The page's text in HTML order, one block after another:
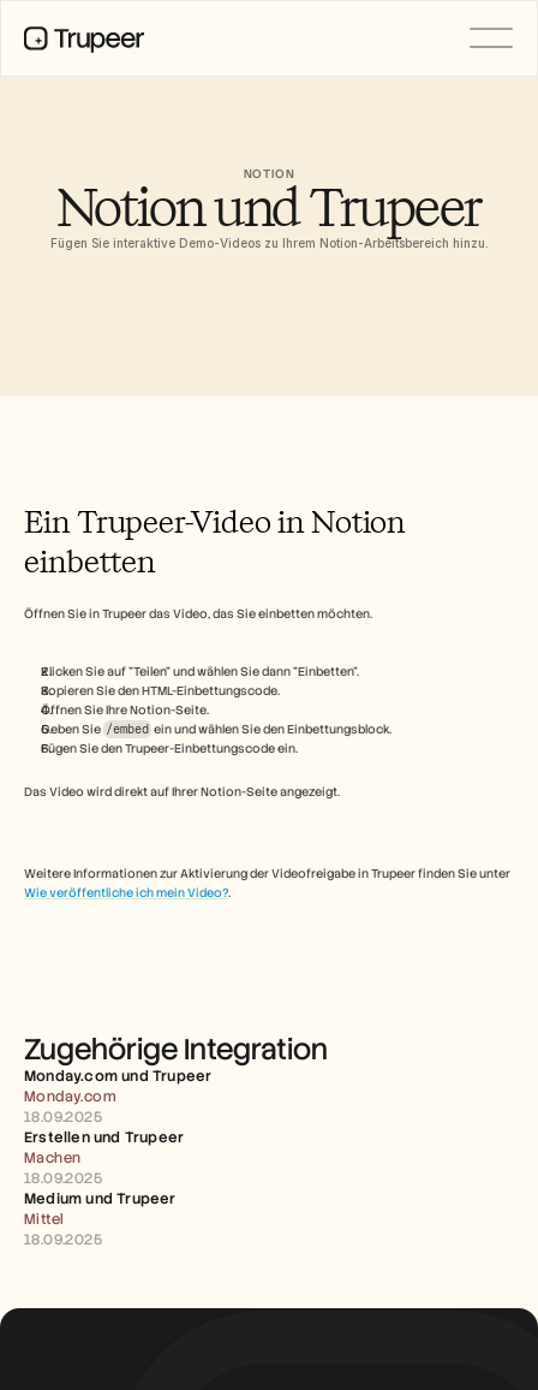
NOTION
Notion und Trupeer
Fügen Sie interaktive Demo-Videos zu Ihrem Notion-Arbeitsbereich hinzu.
Ein Trupeer-Video in Notion
einbetten
Öffnen Sie in Trupeer das Video, das Sie einbetten möchten.
Klicken Sie auf "Teilen" und wählen Sie dann "Einbetten".
Kopieren Sie den HTML-Einbettungscode.
Öffnen Sie Ihre Notion-Seite.
Geben Sie /embed ein und wählen Sie den Einbettungsblock.
Fügen Sie den Trupeer-Einbettungscode ein.
Das Video wird direkt auf Ihrer Notion-Seite angezeigt.
Wie veröffentliche ich mein Video?.
Zugehörige Integration
Monday.com und Trupeer
Monday.com
18.09.2025
Erstellen und Trupeer
Machen
18.09.2025
Medium und Trupeer
Mittel
18.09.2025
Kundengeschichten
Karriere
Übersetzung
Wissensdatenbank
KI-Avatare
Industry
FAQs
Partner Program
Vertriebsunterstützung
Vorverkauf
Produktmarketing
Kundenerfolg
See more
Kostenlose Testversion starten